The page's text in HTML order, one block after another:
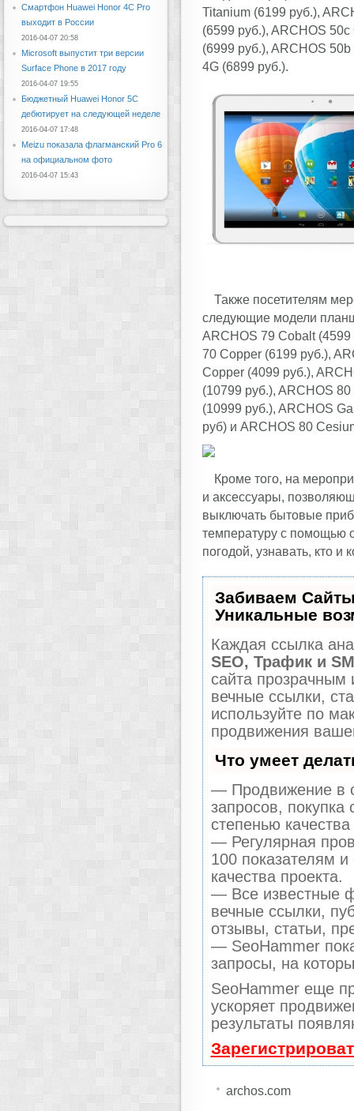
Titanium (6199 руб.),
(6599 руб.), ARCHOS
(6999 руб.), ARCHOS
4G (6899 руб.).
Также посетителям
следующие модели
ARCHOS 79 Cobalt
70 Copper (6199 руб.),
Copper (4099 руб.),
(10799 руб.), ARCHOS
(10999 руб.), ARCHOS
руб) и ARCHOS 80
Кроме того, на
и аксессуары,
выключать бытовые
температуру с помощью
погодой, узнавать, кто и
Забиваем
Уникальные
Каждая ссылка
SEO, Трафик и
сайта
вечные ссылки,
используйте по
продвижения
Что умеет
— Продвижение в
запросов,
степенью
— Регулярная
100 показателям
качества проекта.
— Все известные
вечные ссылки,
отзывы, статьи,
— SeoHammer
запросы, на
SeoHammer еще
ускоряет
результаты
archos.com
Смартфон Huawei Honor 4C Pro
выходит в России
2016-04-07 20:58
Microsoft выпустит три версии
Surface Phone в 2017 году
2016-04-07 19:55
Бюджетный Huawei Honor 5C
дебютирует на следующей неделе
2016-04-07 17:48
Meizu показала флагманский Pro 6
на официальном фото
2016-04-07 15:43